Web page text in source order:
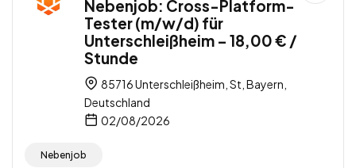
Nebenjob: Cross-Platform-
Tester (m/w/d) für
Unterschleißheim – 18,00 € /
Stunde
85716 Unterschleißheim, St, Bayern,
Deutschland
02/08/2026
Nebenjob